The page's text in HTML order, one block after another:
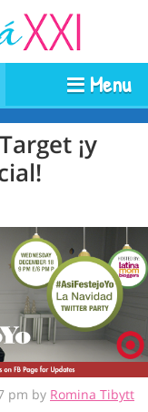
Menu
¡y
pm by Romina Tibytt